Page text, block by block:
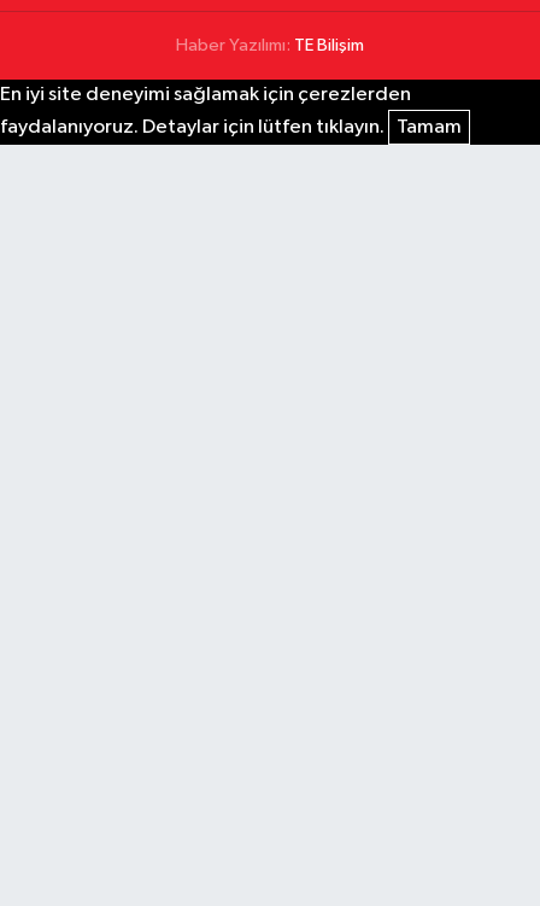
Haber Yazılımı: TE Bilişim
En iyi site deneyimi sağlamak için çerezlerden
faydalanıyoruz. Detaylar için lütfen tıklayın.
Tamam